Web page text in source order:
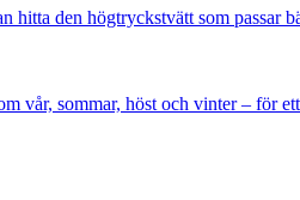
den högtryckstvätt som passar
vår, sommar, höst och vinter – för